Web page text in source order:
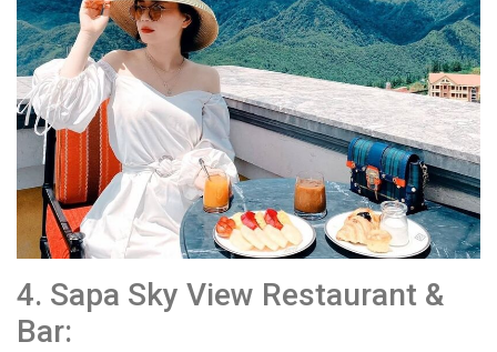
4. Sapa Sky View Restaurant &
Bar: